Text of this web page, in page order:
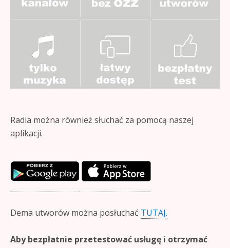
Radia można również słuchać za pomocą naszej
aplikacji.
Dema utworów można posłuchać TUTAJ.
Aby bezpłatnie przetestować usługę i otrzymać